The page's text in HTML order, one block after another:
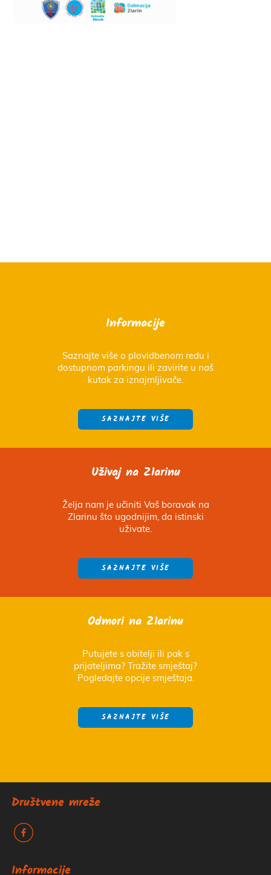
Informacije
Saznajte više o plovidbenom redu i
dostupnom parkingu ili zavirite u naš
kutak za iznajmljivače.
SAZNAJTE VIŠE
Uživaj na Zlarinu
Želja nam je učiniti Vaš boravak na
Zlarinu što ugodnijim, da istinski
uživate.
SAZNAJTE VIŠE
Odmori na Zlarinu
Putujete s obitelji ili pak s
prijateljima? Tražite smještaj?
Pogledajte opcije smještaja.
SAZNAJTE VIŠE
Društvene mreže
k
Informacije